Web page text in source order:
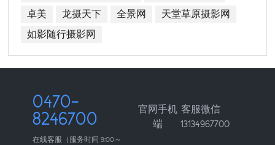
卓美
龙摄天下 全景网
天堂草原摄影网
如影随行摄影网
0470-
8246700
在线客服（服务时间 9:00～
官网手机
端
客服微信
13134967700